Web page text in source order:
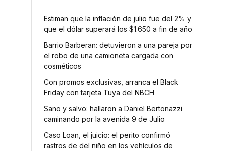
Estiman que la inflación de julio fue del 2% y
que el dólar superará los $1.650 a fin de año
Barrio Barberan: detuvieron a una pareja por
el robo de una camioneta cargada con
cosméticos
Con promos exclusivas, arranca el Black
Friday con tarjeta Tuya del NBCH
Sano y salvo: hallaron a Daniel Bertonazzi
caminando por la avenida 9 de Julio
Caso Loan, el juicio: el perito confirmó
rastros de del niño en los vehículos de